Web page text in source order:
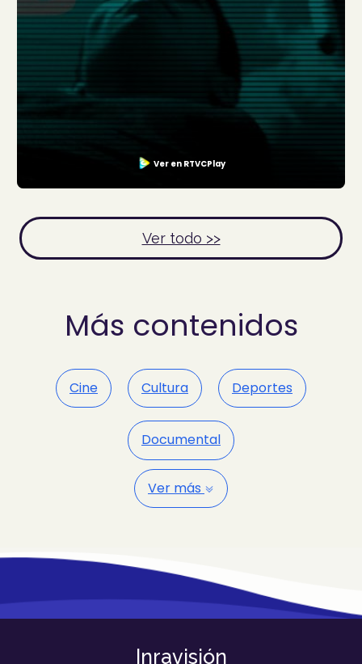
Ver en RTVCPlay
Ver todo >>
Más contenidos
Cine Cultura Deportes
Documental
Ver más
Inravisión